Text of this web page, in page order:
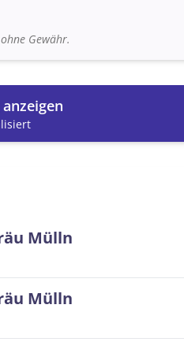
Gewähr.
Mülln
Mülln